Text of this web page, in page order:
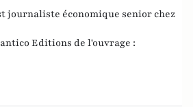
journaliste économique senior chez
Editions de l'ouvrage :